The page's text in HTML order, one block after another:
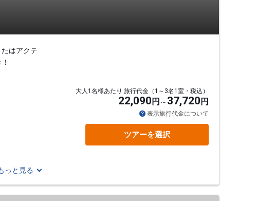
はアクテ
大人1名様あたり 旅行代金（1～3名1室・税込）
22,090 円 37,720 円
表示旅行代金について
ツアーを選択
っと見る